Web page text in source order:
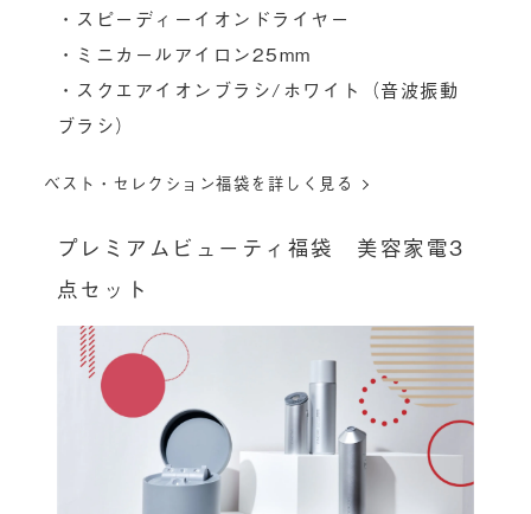
・スピーディーイオンドライヤー
・ミニカールアイロン25mm
・スクエアイオンブラシ/ホワイト（音波振動
ブラシ）
ベスト・セレクション福袋を詳しく見る
プレミアムビューティ福袋 美容家電3
点セット